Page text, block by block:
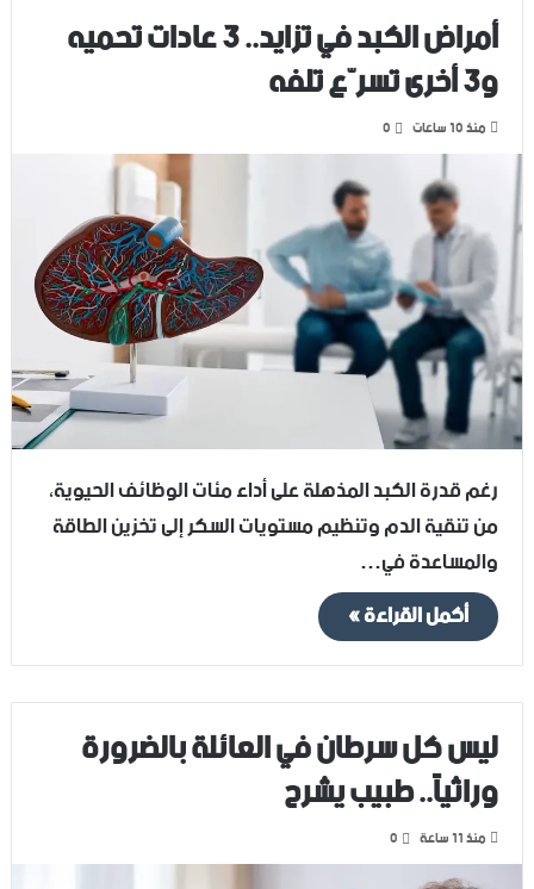
أمراض الكبد في تزايد.. 3 عادات تحميه
و3 أخرى تسرّع تلفه
منذ 10 ساعات 0
رغم قدرة الكبد المذهلة على أداء مئات الوظائف الحيوية،
من تنقية الدم وتنظيم مستويات السكر إلى تخزين الطاقة
والمساعدة في…
أكمل القراءة »
ليس كل سرطان في العائلة بالضرورة
وراثياً.. طبيب يشرح
منذ 11 ساعة 0